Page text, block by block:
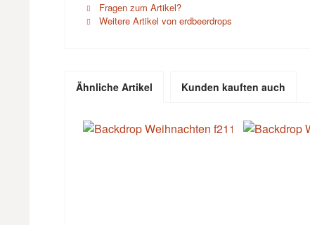
Fragen zum Artikel?
Weitere Artikel von erdbeerdrops
Ähnliche Artikel Kunden kauften auch